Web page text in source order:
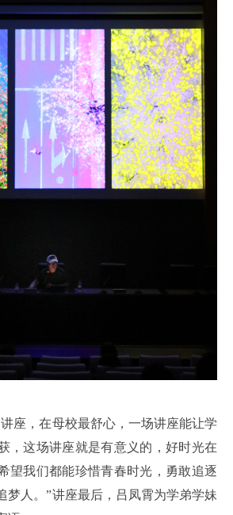
，在母校最舒心，一场讲座能让学
，这场讲座就是有意义的，好时光在
望我们都能珍惜青春时光，勇敢追逐
梦人。”讲座最后，吕凤霄为学弟学妹